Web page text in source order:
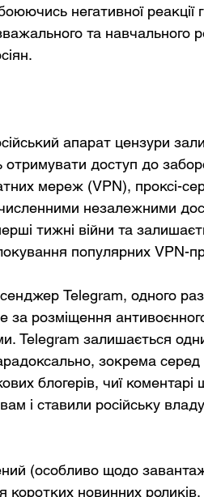
негативної реакції
та навчального
апарат цензури
отримувати доступ до
мереж (VPN), проксі-
численними незалежними
тижні війни та
популярних VPN-
Telegram, одного
за розміщення
Telegram залишається
зокрема
блогерів, чиї коментарі
і ставили російську
(особливо щодо
коротких новинних